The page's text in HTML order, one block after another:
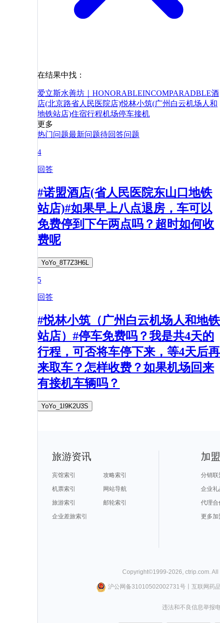
在结果中找：
爱立斯水善坊｜HONORABLEINCOMPARADBLE酒
店(北京路省人民医院店)悦林小筑(广州白云机场人和
地铁站店)住宿行程机场停车接机
更多
热门问题最新问题待回答问题
4
回答
#诺盟酒店(省人民医院东山口地铁
站店)#如果早上八点退房，车可以
免费停到下午两点吗？超时如何收
费呢
YoYo_8T7Z3H6L
5
回答
#悦林小筑（广州白云机场人和地铁
站店）#停车免费吗？我是共4天的
行程，可否将车停下来，等4天后再
来取车？怎样收费？如果机场回来
有接机车辆吗？
YoYo_1I9K2U3S
旅游资讯
宾馆索引
攻略索引
机票索引
网站导航
旅游索引
邮轮索引
企业差旅索引
加
分销联
企业礼
代理合
更多加
Copyright©1999-2026 ctrip.com .
沪公网备31010502002731号丨 互联网药
违法和不良信息举报